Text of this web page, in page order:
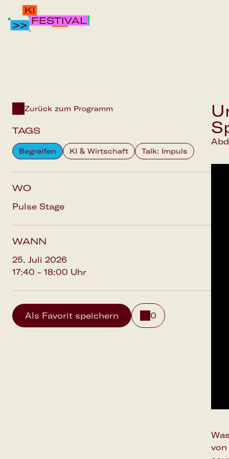
FAQS
Zurück zum Programm
TAGS
Begreifen KI & Wirtschaft Talk: Impuls
WO
Pulse Stage
WANN
25. Juli 2026
17:40 - 18:00 Uhr
Als Favorit speichern 0
von